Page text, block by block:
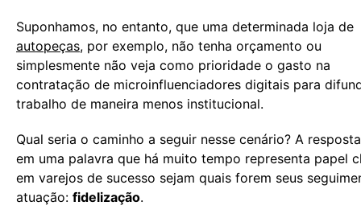
Suponhamos, no entanto, que uma determinada loja de
autopeças, por exemplo, não tenha orçamento ou
simplesmente não veja como prioridade o gasto na
contratação de microinfluenciadores digitais para
trabalho de maneira menos institucional.
Qual seria o caminho a seguir nesse cenário? A
em uma palavra que há muito tempo representa papel
em varejos de sucesso sejam quais forem seus
atuação: fidelização.